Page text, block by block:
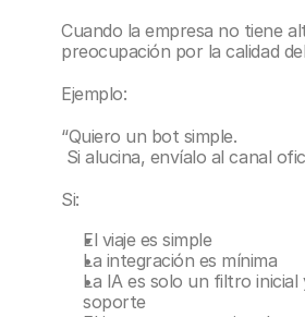
Cuando la empresa no tiene
preocupación por la calidad
Ejemplo:
“Quiero un bot simple.
Si alucina, envíalo al canal
Si:
El viaje es simple
La integración es mínima
La IA es solo un filtro inicial
soporte